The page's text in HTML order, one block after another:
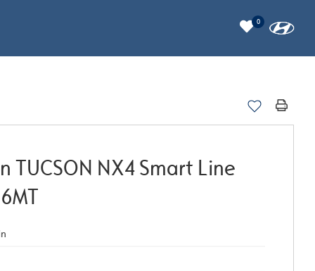
0
TUCSON NX4 Smart Line